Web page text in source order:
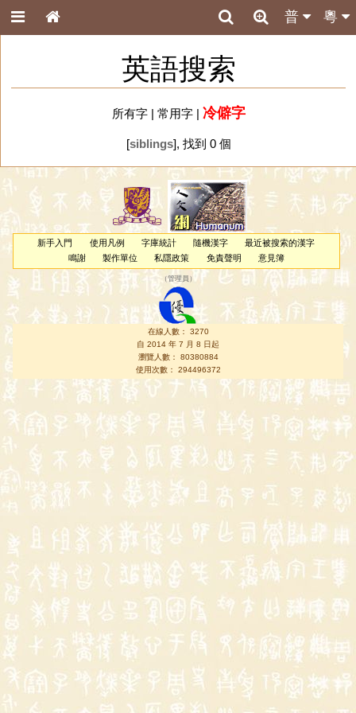
粵
普
英語搜索
所有字| 常用字| 冷僻字
[siblings], 找到 0 個
新手入門 使用凡例 字庫統計 隨機漢字
最近被搜索的漢字
鳴謝
製作單位 私隱政策 免責聲明 意見簿
（管理員 ）
在線人數： 3270
自 2014 年 7 月 8 日起
瀏覽人數： 80380884
使用次數： 294496372